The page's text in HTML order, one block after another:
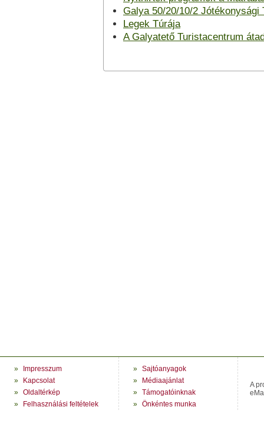
Galya 50/20/10/2 Jótékonysági
Legek Túrája
A Galyatető Turistacentrum
»
Impresszum
»
Kapcsolat
» Oldaltérkép
»
Felhasználási feltételek
» Sajtóanyagok
»
Médiaajánlat
» Támogatóinknak
» Önkéntes munka
A